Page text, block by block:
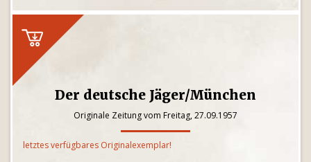
Der deutsche Jäger/München
Originale Zeitung vom Freitag, 27.09.1957
letztes verfügbares Originalexemplar!